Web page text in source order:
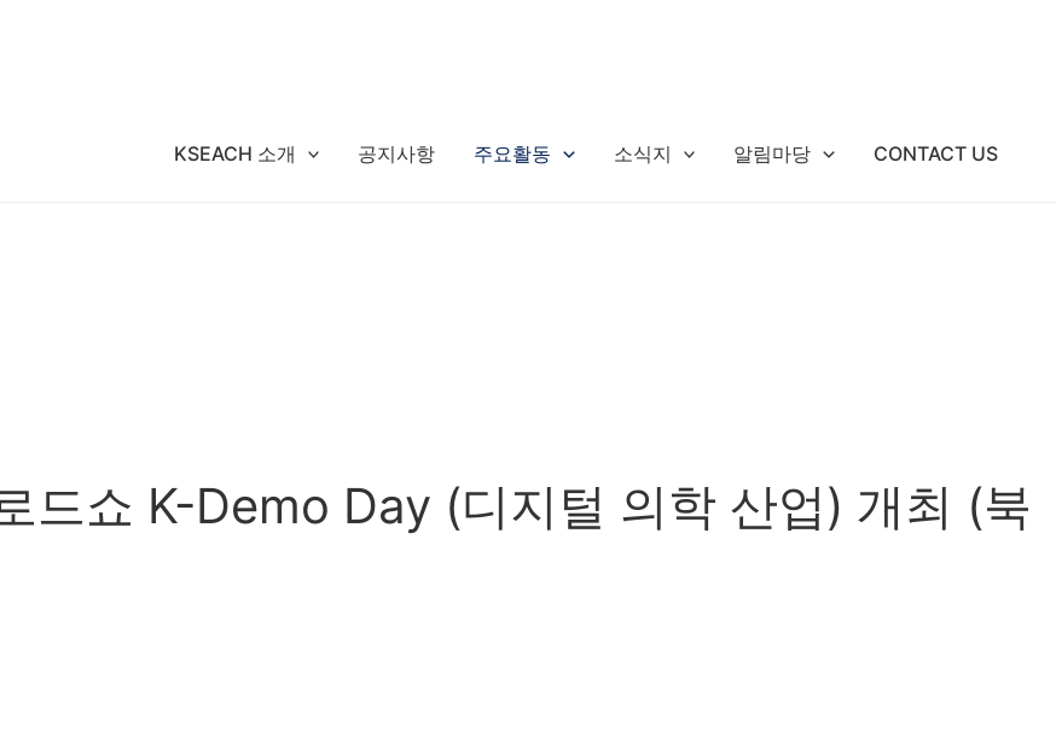
KSEACH 소개 공지사항 주요활동 소식지 알림마당 CONTACT US
드쇼 K-Demo Day (디지털 의학 산업) 개최 (북